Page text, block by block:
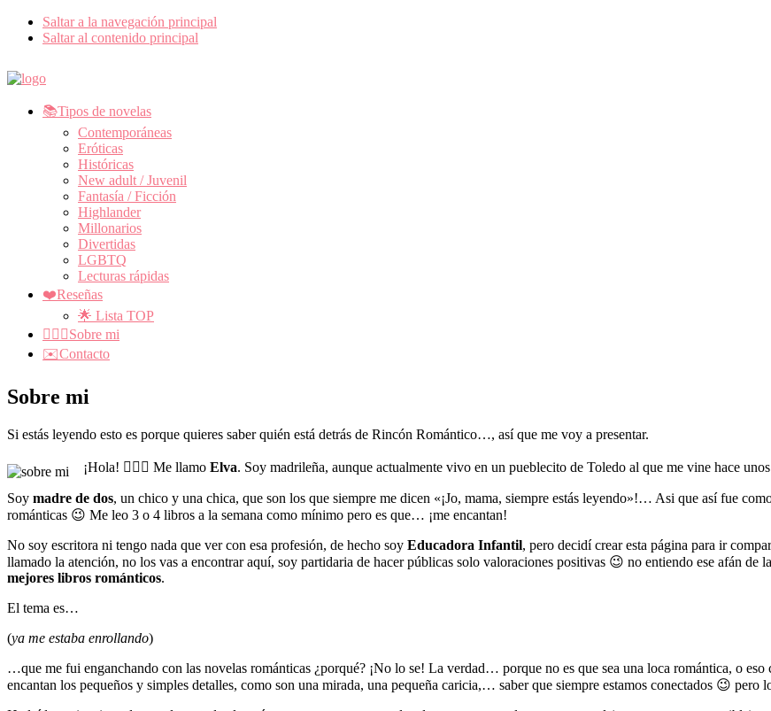
Saltar a la navegación principal
Saltar al contenido principal
📚Tipos de novelas
Contemporáneas
Eróticas
Históricas
New adult / Juvenil
Fantasía / Ficción
Highlander
Millonarios
Divertidas
LGBTQ
Lecturas rápidas
❤️Reseñas
🌟 Lista TOP
🙋🏼‍♀️Sobre mi
✉️Contacto
Sobre mi
Si estás leyendo esto es porque quieres saber quién está detrás de Rincón Romántico…, así que me voy a presentar.
¡Hola! 🙋🏼‍♀️ Me llamo Elva. Soy madrileña, aunque actualmente vivo en un pueblecito de Toledo al que me vine hace
Soy madre de dos, un chico y una chica, que son los que siempre me dicen «¡Jo, mama, siempre estás leyendo»!… Asi que así fue
románticas 😉 Me leo 3 o 4 libros a la semana como mínimo pero es que… ¡me encantan!
No soy escritora ni tengo nada que ver con esa profesión, de hecho soy Educadora Infantil, pero decidí crear esta página para ir
llamado la atención, no los vas a encontrar aquí, soy partidaria de hacer públicas solo valoraciones positivas 😉 no entiendo ese afán de
mejores libros románticos.
El tema es…
(ya me estaba enrollando)
…que me fui enganchando con las novelas románticas ¿porqué? ¡No lo se! La verdad… porque no es que sea una loca romántica, o
encantan los pequeños y simples detalles, como son una mirada, una pequeña caricia,… saber que siempre estamos conectados 😉 pero